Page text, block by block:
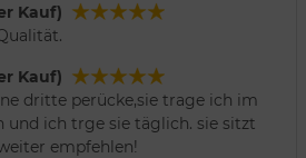
Kauf)
Kauf)
dritte perücke,sie trage ich im
ich trge sie täglich. sie sitzt
empfehlen!